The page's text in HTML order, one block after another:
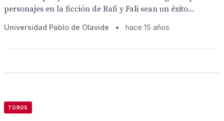
personajes en la ficción de Rafi y Fali sean un éxito...
Universidad Pablo de Olavide • hace 15 años
TOROS